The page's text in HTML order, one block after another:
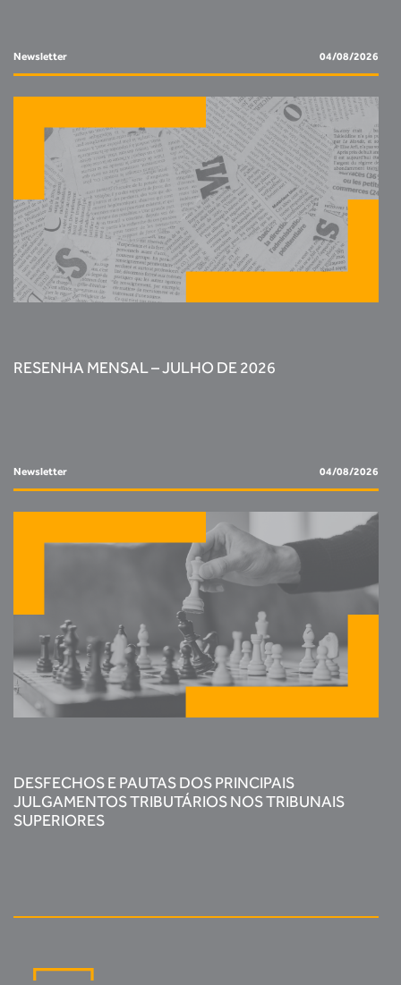
Newsletter 04/08/2026
RESENHA MENSAL – JULHO DE 2026
Newsletter 04/08/2026
DESFECHOS E PAUTAS DOS PRINCIPAIS
JULGAMENTOS TRIBUTÁRIOS NOS TRIBUNAIS
SUPERIORES